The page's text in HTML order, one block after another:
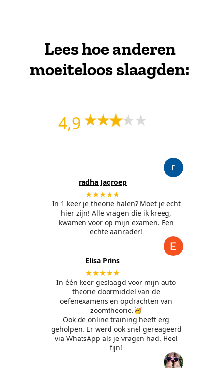
Lees hoe anderen
moeiteloos slaagden:
4,9
radha Jagroep
★★★★★
In 1 keer je theorie halen? Moet je echt
hier zijn! Alle vragen die ik kreeg,
kwamen voor op mijn examen. Een
echte aanrader!
Elisa Prins
★★★★★
In één keer geslaagd voor mijn auto
theorie doormiddel van de
oefenexamens en opdrachten van
zoomtheorie.🥳
Ook de online training heeft erg
geholpen. Er werd ook snel gereageerd
via WhatsApp als je vragen had. Heel
fijn!